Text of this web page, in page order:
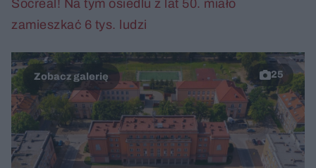
Socreal! Na tym osiedlu z lat 50. miało
zamieszkać 6 tys. ludzi
25